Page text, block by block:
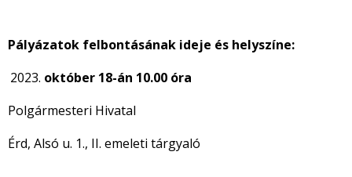
Pályázatok felbontásának ideje és helyszíne:
október 18-án 10.00 óra
Polgármesteri Hivatal
Érd, Alsó u. 1., II. emeleti tárgyaló